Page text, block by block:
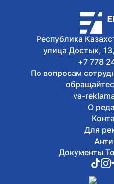
Дакар-2026
Сегодня,
В
концепцию
водами до
Республика
улица Достык,
+7 778
По вопросам
va-
О
Для
Документы